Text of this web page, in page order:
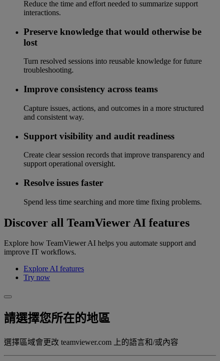
Reduce the time and effort needed to summarize support
interactions.
Preserve knowledge that would otherwise be
lost
Turn resolved sessions into reusable knowledge for future
troubleshooting.
Improve consistency across teams
Capture issues, actions, and outcomes in a more structured
and consistent way.
Support visibility and audit readiness
Create clear session records that improve transparency and
support operational oversight.
Resolve issues faster
Spend less time searching and more time fixing problems.
Discover all TeamViewer AI features
Explore how TeamViewer AI helps you automate support and
improve IT workflows.
Explore AI features
Try now
請選擇您所在的地區
選擇區域會更改 teamviewer.com 上的語言和/或內容